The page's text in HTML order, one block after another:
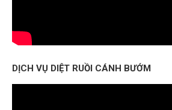
DỊCH VỤ DIỆT RUỒI CÁNH BƯỚM